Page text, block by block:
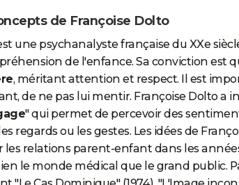
de Françoise Dolto
une psychanalyste française du XXe
de l'enfance. Sa conviction est
, méritant attention et respect. Il est
de ne pas lui mentir. Françoise Dolto a
" qui permet de percevoir des
regards ou les gestes. Les idées de
relations parent-enfant dans les
le monde médical que le grand public.